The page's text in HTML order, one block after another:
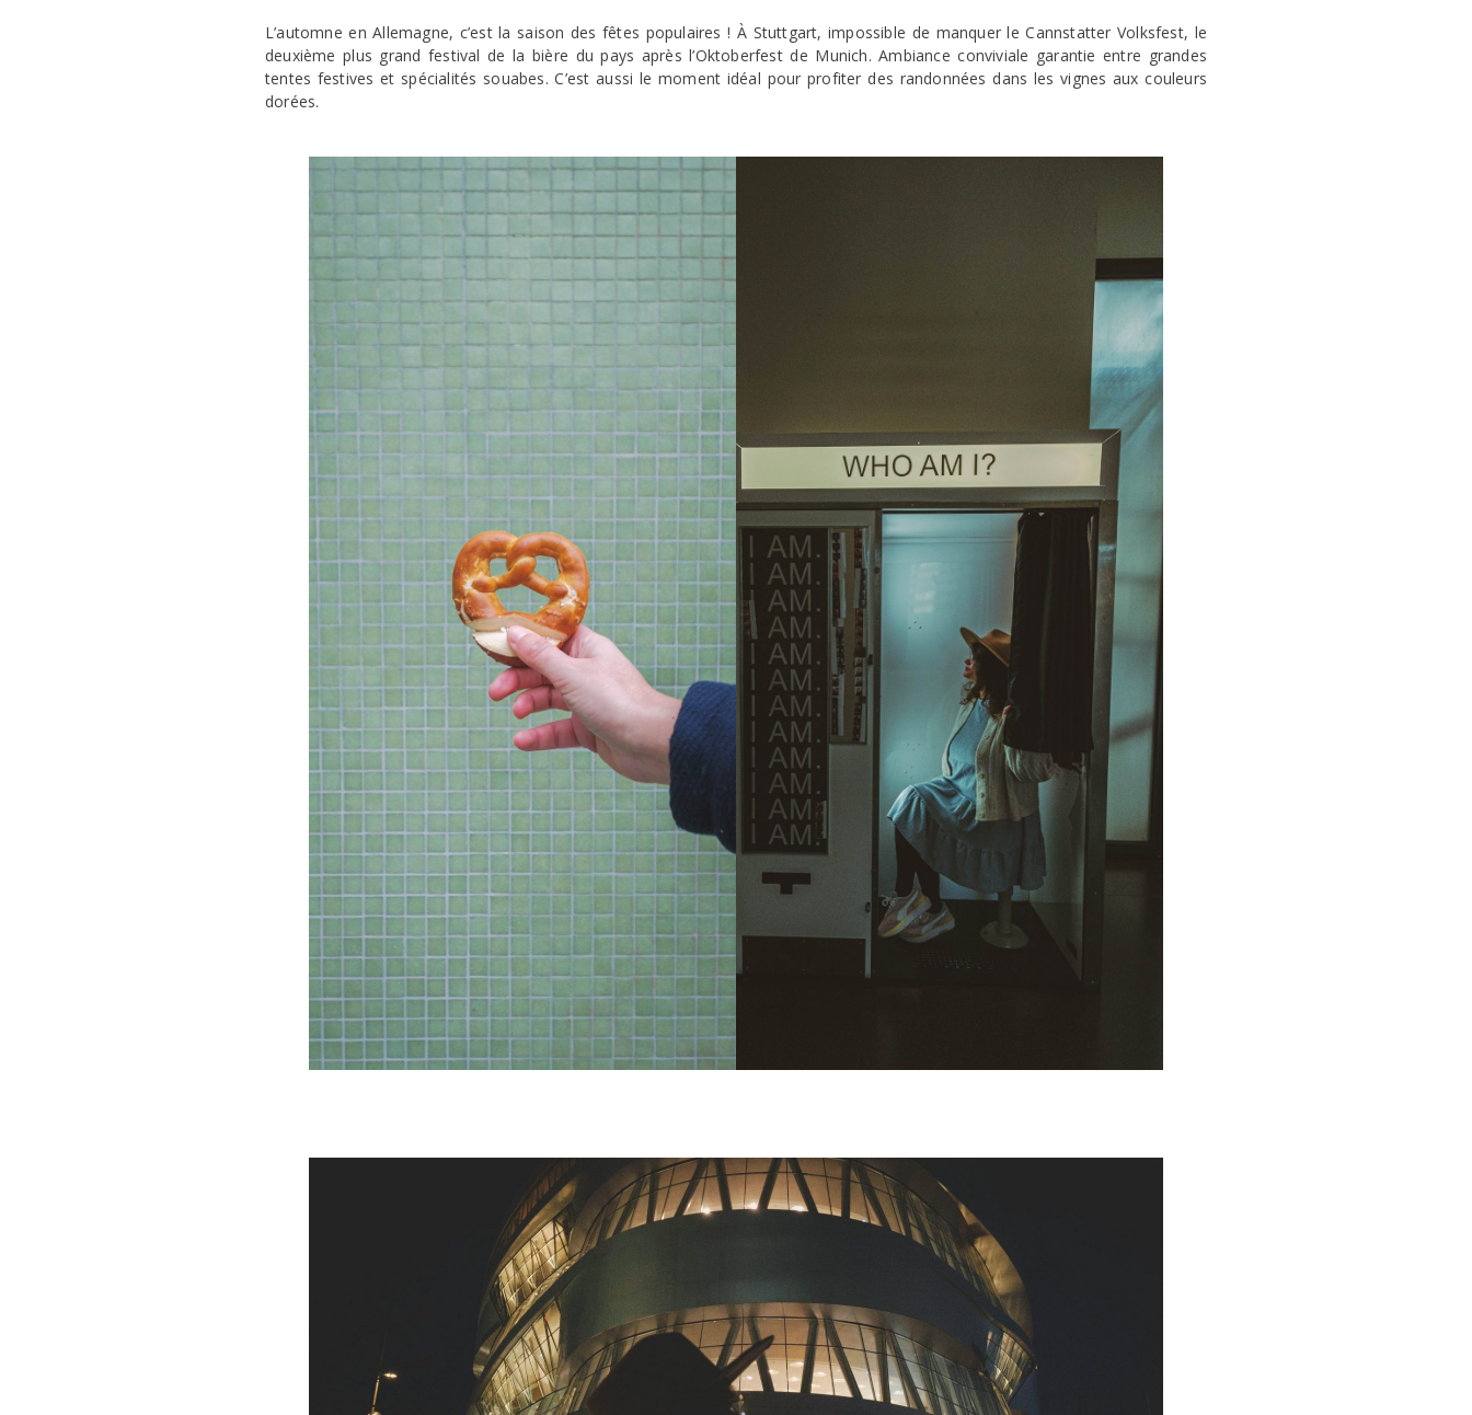
L’automne en Allemagne, c’est la saison des fêtes populaires ! À Stuttgart, impossible de manquer le Cannstatter Volksfest, le
deuxième plus grand festival de la bière du pays après l’Oktoberfest de Munich. Ambiance conviviale garantie entre grandes
tentes festives et spécialités souabes. C’est aussi le moment idéal pour profiter des randonnées dans les vignes aux couleurs
dorées.